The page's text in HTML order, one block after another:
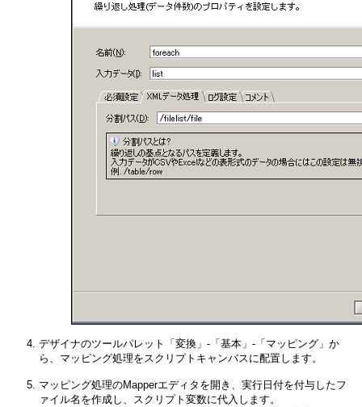
デザイナのツールパレット「変換」-「基本」-「マッピング」か
ら、マッピング処理をスクリプトキャンバスに配置します。
マッピング処理のMapperエディタを開き、実行日付を付与したフ
ァイル名を作成し、スクリプト変数に代入します。